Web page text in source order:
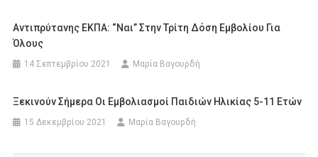
Αντιπρύτανης ΕΚΠΑ: “Ναι” Στην Τρίτη Δόση Εμβολίου Για
Όλους
14 Σεπτεμβρίου 2021 Μαρία Βαγουρδή
Ξεκινούν Σήμερα Οι Εμβολιασμοί Παιδιών Ηλικίας 5-11 Ετών
15 Δεκεμβρίου 2021 Μαρία Βαγουρδή